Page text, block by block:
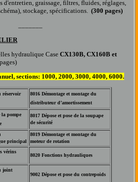
graissage, filtres, fluides, réglages,
stockage, spécifications. (300 pages)
hydraulique Case CX130B, CX160B et
sections: 1000, 2000, 3000, 4000, 6000.
réservoir
8016 Démontage et montage du
distributeur d’amortissement
la pompe
8017 Dépose et pose de la soupape
de sécurité
principal
8019 Démontage et montage du
moteur de rotation
vérins
8020 Fonctions hydrauliques
joint
9002 Dépose et pose du contrepoids